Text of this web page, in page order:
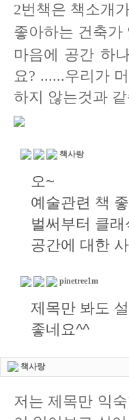
2번책은 책소개
좋아하는 건축가
마음에 공간 하
요? ......우리가
하지 않는것과
책사랑
오~
예술관련 책
벌써부터 클
공간에 대한
pinetree1m
제목만 봐도
좋네요^^
책사랑
저는제목만 익